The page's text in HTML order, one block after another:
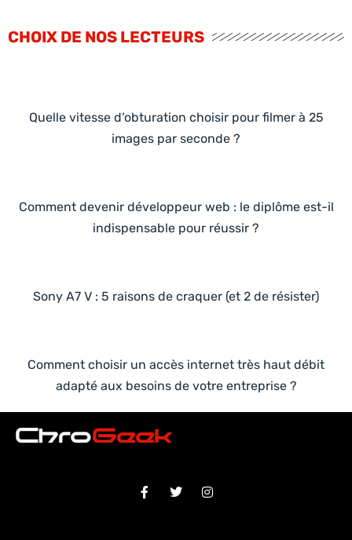
CHOIX DE NOS LECTEURS
Quelle vitesse d’obturation choisir pour filmer à 25
images par seconde ?
Comment devenir développeur web : le diplôme est-il
indispensable pour réussir ?
Sony A7 V : 5 raisons de craquer (et 2 de résister)
Comment choisir un accès internet très haut débit
adapté aux besoins de votre entreprise ?